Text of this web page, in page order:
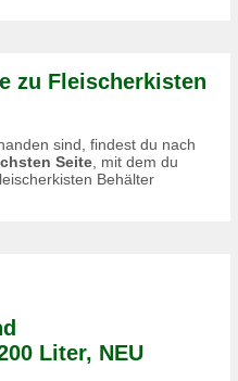
zu Fleischerkisten
sind, findest du nach
Seite , mit dem du
Behälter
Liter, NEU